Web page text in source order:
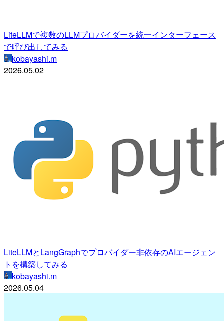
LiteLLMで複数のLLMプロバイダーを統一インターフェース
で呼び出してみる
kobayashi.m
2026.05.02
LiteLLMとLangGraphでプロバイダー非依存のAIエージェン
トを構築してみる
kobayashi.m
2026.05.04